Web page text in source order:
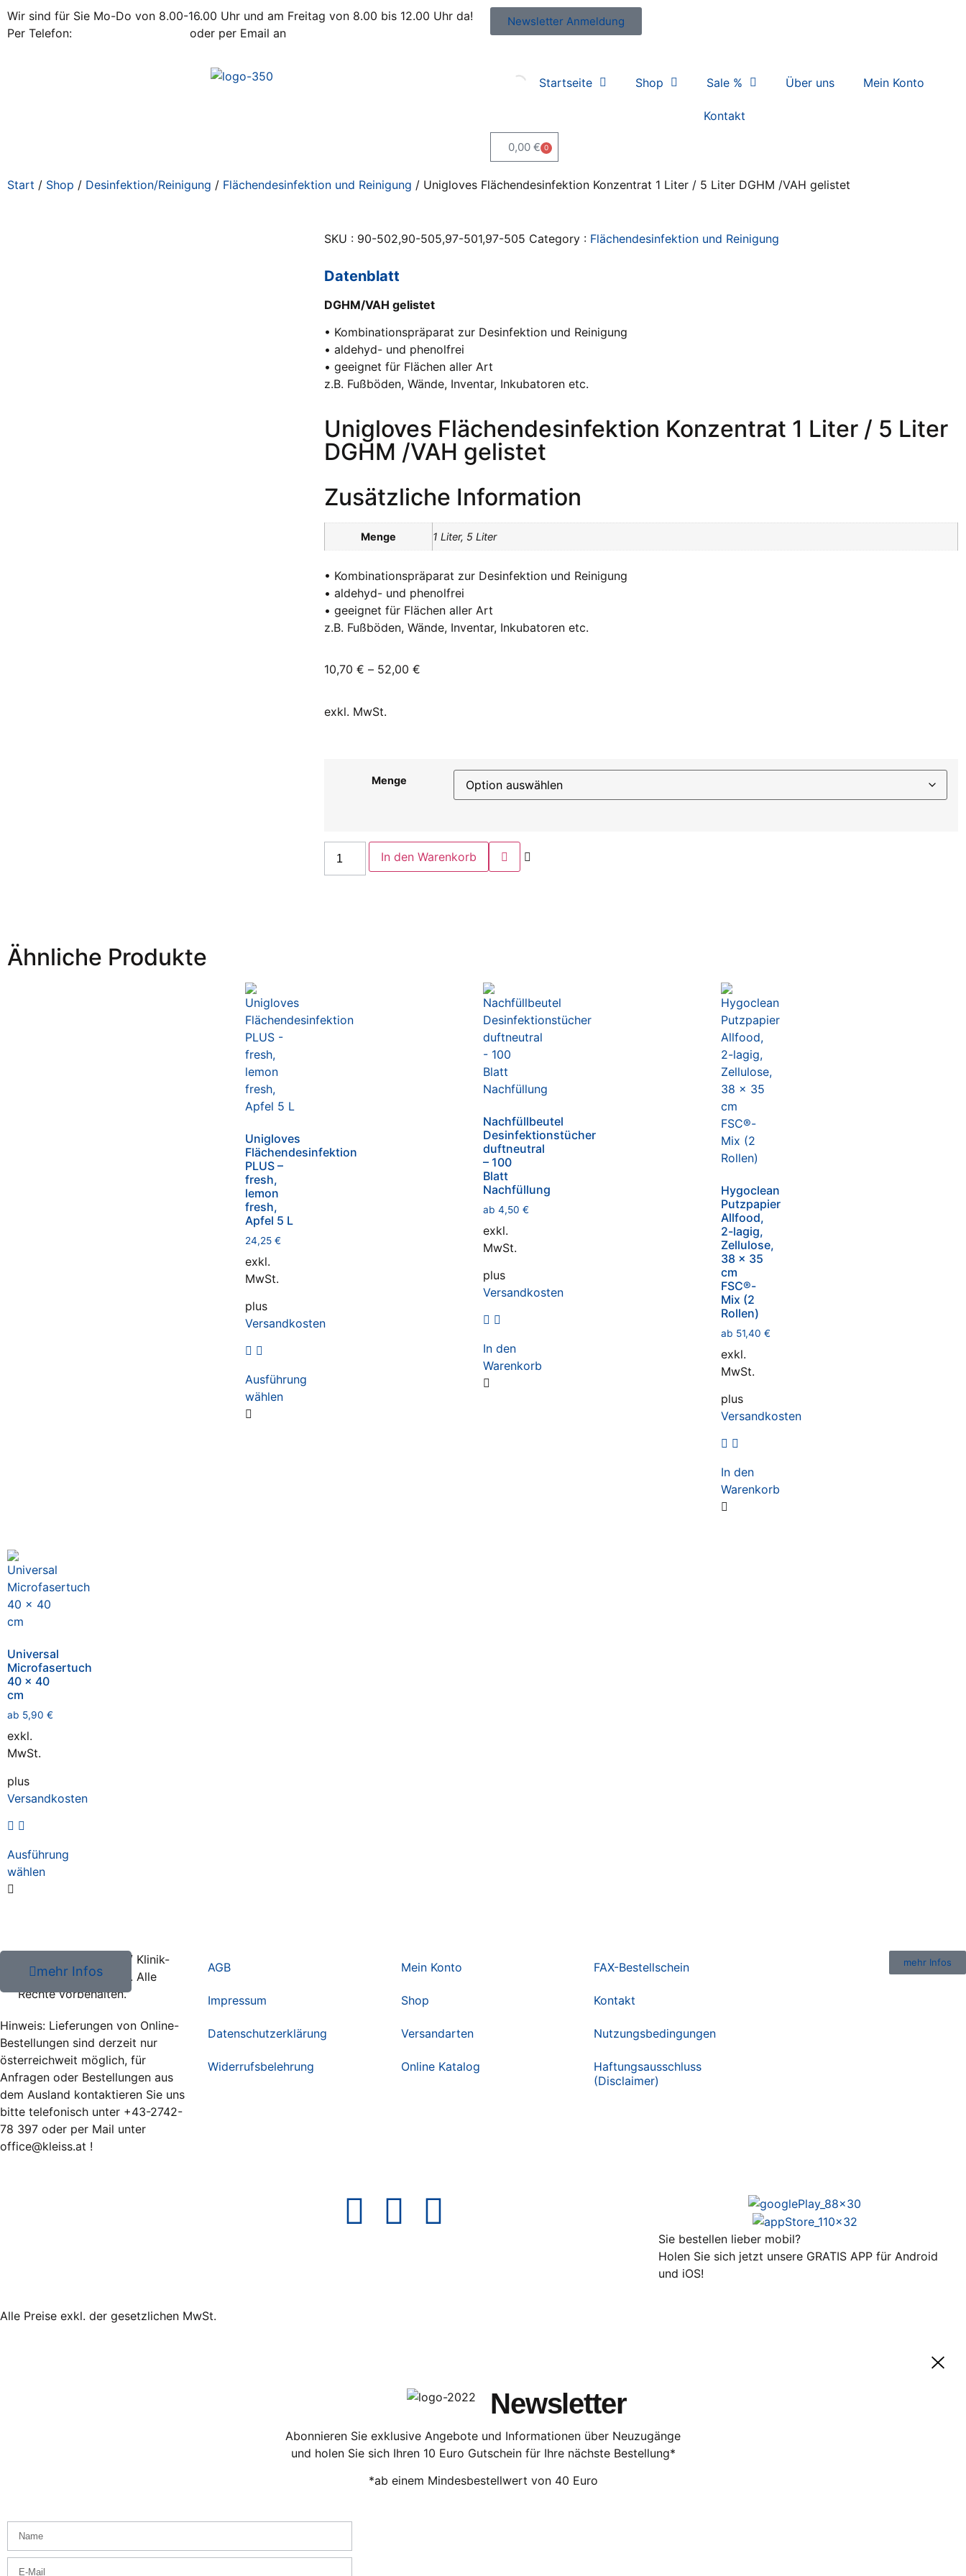
Wir sind für Sie Mo-Do von 8.00-16.00 Uhr und am Freitag von 8.00 bis 12.00 Uhr da!
Per Telefon:
oder per Email an
Newsletter Anmeldung
Startseite Shop Sale % Über uns Mein Konto
Kontakt
0,00 € 0
Start / Shop / Desinfektion/Reinigung / Flächendesinfektion und Reinigung / Unigloves Flächendesinfektion Konzentrat 1 Liter / 5 Liter DGHM /VAH gelistet
SKU : 90-502,90-505,97-501,97-505 Category : Flächendesinfektion und Reinigung
Datenblatt
DGHM/VAH gelistet
• Kombinationspräparat zur Desinfektion und Reinigung
• aldehyd- und phenolfrei
• geeignet für Flächen aller Art
z.B. Fußböden, Wände, Inventar, Inkubatoren etc.
Unigloves Flächendesinfektion Konzentrat 1 Liter / 5 Liter
DGHM /VAH gelistet
Zusätzliche Information
Menge 1 Liter, 5 Liter
• Kombinationspräparat zur Desinfektion und Reinigung
• aldehyd- und phenolfrei
• geeignet für Flächen aller Art
z.B. Fußböden, Wände, Inventar, Inkubatoren etc.
10,70€ – 52,00€
exkl. MwSt.
Menge
In den Warenkorb
Ähnliche Produkte
Unigloves
Flächendesinfektion
PLUS –
fresh,
lemon
fresh,
Apfel 5 L
24,25 €
exkl.
MwSt.
plus
Versandkosten
Ausführung
wählen
Nachfüllbeutel
Desinfektionstücher
duftneutral
– 100
Blatt
Nachfüllung
ab 4,50 €
exkl.
MwSt.
plus
Versandkosten
In den
Warenkorb
Hygoclean
Putzpapier
Allfood,
2-lagig,
Zellulose,
38 x 35
cm
FSC®-
Mix (2
Rollen)
ab 51,40 €
exkl.
MwSt.
plus
Versandkosten
In den
Warenkorb
Universal
Microfasertuch
40 x 40
cm
ab 5,90 €
exkl.
MwSt.
plus
Versandkosten
Ausführung
wählen
2026 Harald Kleiss // Klinik-
und Hygienebedarf /. Alle
Rechte vorbehalten.
Hinweis: Lieferungen von Online-
Bestellungen sind derzeit nur
österreichweit möglich, für
Anfragen oder Bestellungen aus
dem Ausland kontaktieren Sie uns
bitte telefonisch unter +43-2742-
78 397 oder per Mail unter
office@kleiss.at !
mehr Infos AGB
Impressum
Datenschutzerklärung
Widerrufsbelehrung
Mein Konto
Shop
Versandarten
Online Katalog
FAX-Bestellschein
Kontakt
Nutzungsbedingungen
Haftungsausschluss
(Disclaimer)
mehr Infos
Sie bestellen lieber mobil?
Holen Sie sich jetzt unsere GRATIS APP für Android
und iOS!
Alle Preise exkl. der gesetzlichen MwSt.
Newsletter
Abonnieren Sie exklusive Angebote und Informationen über Neuzugänge
und holen Sie sich Ihren 10 Euro Gutschein für Ihre nächste Bestellung*
*ab einem Mindesbestellwert von 40 Euro